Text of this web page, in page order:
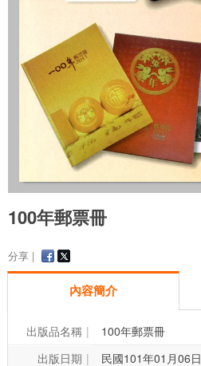
100年郵票冊
分享 |
內容簡介
出版品名稱
100年郵票冊
出版日期
民國101年01月06日